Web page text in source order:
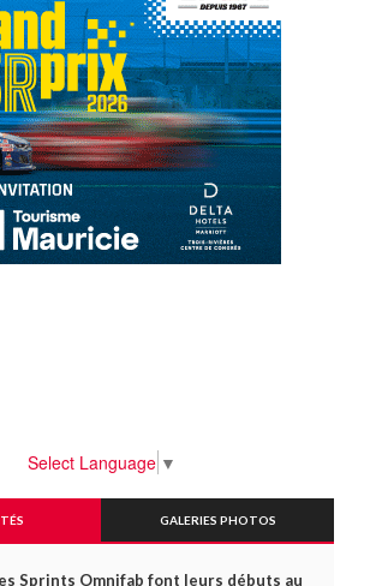
Select Language ▼
GALERIES PHOTOS
Sprints Omnifab font leurs débuts au